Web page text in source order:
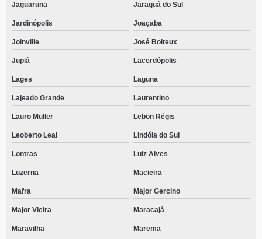
Jaguaruna Jaraguá do Sul
Jardinópolis Joaçaba
Joinville José Boiteux
Jupiá Lacerdópolis
Lages Laguna
Lajeado Grande Laurentino
Lauro Müller Lebon Régis
Leoberto Leal Lindóia do Sul
Lontras Luiz Alves
Luzerna Macieira
Mafra Major Gercino
Major Vieira Maracajá
Maravilha Marema